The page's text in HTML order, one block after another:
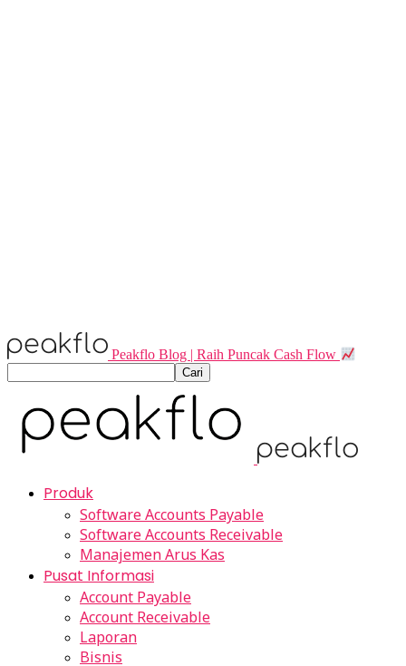
Peakflo Blog | Raih Puncak Cash Flow
Produk
Software Accounts Payable
Software Accounts Receivable
Manajemen Arus Kas
Pusat Informasi
Account Payable
Account Receivable
Laporan
Bisnis